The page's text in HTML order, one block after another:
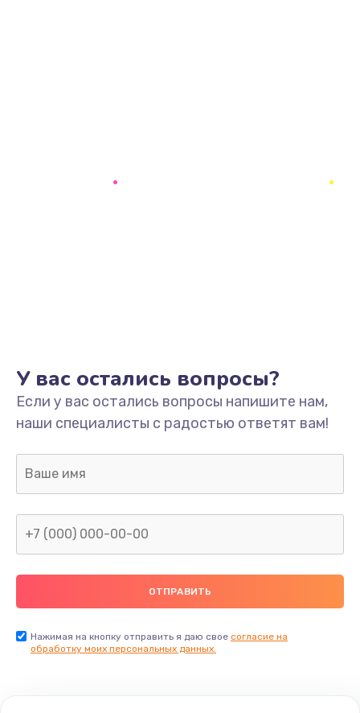
У вас остались вопросы?
Если у вас остались вопросы напишите нам,
наши специалисты с радостью ответят вам!
Нажимая на кнопку отправить я даю свое согласие на
обработку моих персональных данных.